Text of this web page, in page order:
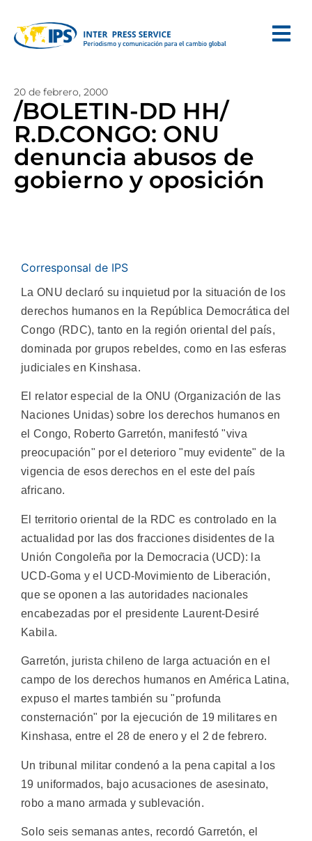
20 de febrero, 2000
/BOLETIN-DD HH/
R.D.CONGO: ONU
denuncia abusos de
gobierno y oposición
Corresponsal de IPS
La ONU declaró su inquietud por la situación de los
derechos humanos en la República Democrática del
Congo (RDC), tanto en la región oriental del país,
dominada por grupos rebeldes, como en las esferas
judiciales en Kinshasa.
El relator especial de la ONU (Organización de las
Naciones Unidas) sobre los derechos humanos en
el Congo, Roberto Garretón, manifestó "viva
preocupación" por el deterioro "muy evidente" de la
vigencia de esos derechos en el este del país
africano.
El territorio oriental de la RDC es controlado en la
actualidad por las dos fracciones disidentes de la
Unión Congoleña por la Democracia (UCD): la
UCD-Goma y el UCD-Movimiento de Liberación,
que se oponen a las autoridades nacionales
encabezadas por el presidente Laurent-Desiré
Kabila.
Garretón, jurista chileno de larga actuación en el
campo de los derechos humanos en América Latina,
expuso el martes también su "profunda
consternación" por la ejecución de 19 militares en
Kinshasa, entre el 28 de enero y el 2 de febrero.
Un tribunal militar condenó a la pena capital a los
19 uniformados, bajo acusaciones de asesinato,
robo a mano armada y sublevación.
Solo seis semanas antes, recordó Garretón, el